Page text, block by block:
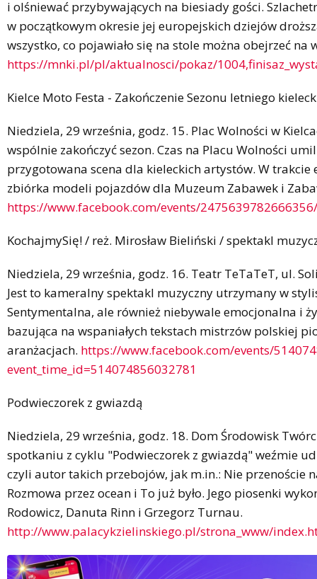
i olśniewać przybywających na biesiady gości.
w początkowym okresie jej europejskich dziejów
wszystko, co pojawiało się na stole można obejrzeć na
https://mnki.pl/pl/aktualnosci/pokaz/
Kielce Moto Festa - Zakończenie Sezonu letniego
Niedziela, 29 września, godz. 15. Plac Wolności w
wspólnie zakończyć sezon. Czas na Placu Wolności
przygotowana scena dla kieleckich artystów. W trakcie
zbiórka modeli pojazdów dla Muzeum Zabawek i
https://www.facebook.com/events/2475639782666356/
KochajmySię! / reż. Mirosław Bieliński / spektakl
Niedziela, 29 września, godz. 16. Teatr TeTaTeT, ul.
Jest to kameralny spektakl muzyczny utrzymany w
Sentymentalna, ale również niebywale emocjonalna i
bazująca na wspaniałych tekstach mistrzów polskiej
aranżacjach. https://www.facebook.com/events/
event_time_id=514074856032781
Podwieczorek z gwiazdą
Niedziela, 29 września, godz. 18. Dom Środowisk
spotkaniu z cyklu "Podwieczorek z gwiazdą" weźmie
czyli autor takich przebojów, jak m.in.: Nie przenoście
Rozmowa przez ocean i To już było. Jego piosenki
Rodowicz, Danuta Rinn i Grzegorz Turnau.
http://www.palacykzielinskiego.pl/strona_www/